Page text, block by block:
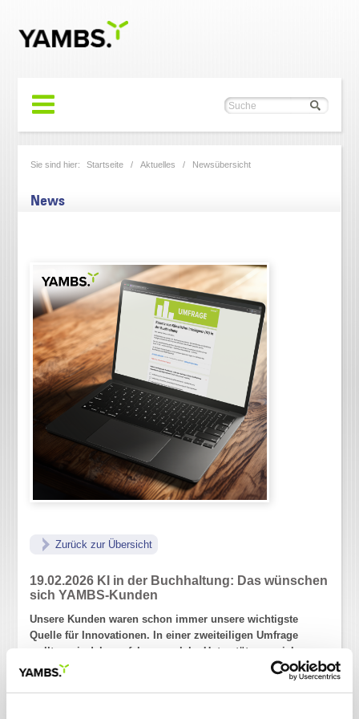
Sie sind hier: Startseite /Aktuelles / Newsübersicht
News
Zurück zur Übersicht
19.02.2026 KI in der Buchhaltung: Das wünschen
sich YAMBS-Kunden
Unsere Kunden waren schon immer unsere wichtigste
Quelle für Innovationen. In einer zweiteiligen Umfrage
wollten wir daher erfahren, welche Unterstützung sich
YAMBS-Kunden durch den Einsatz von KI in der
Buchhaltung wünschen. Im Folgenden stellen wir die